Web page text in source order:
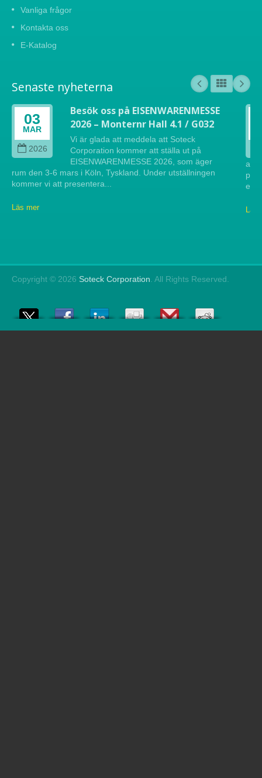
Vanliga frågor
Kontakta oss
E-Katalog
Senaste nyheterna
03
MAR
2026
Besök oss på EISENWARENMESSE
2026 – Monternr Hall 4.1 / G032
Vi är glada att meddela att Soteck
Corporation kommer att ställa ut på
EISENWARENMESSE 2026, som äger
rum den 3-6 mars i Köln, Tyskland. Under utställningen
kommer vi att presentera...
Läs mer
att
Läs
Copyright © 2026 Soteck Corporation. All Rights Reserved.